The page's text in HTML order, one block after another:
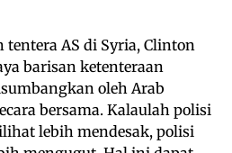
AS di Syria, Clinton
barisan ketenteraan
oleh Arab
bersama. Kalaulah polisi
lebih mendesak, polisi